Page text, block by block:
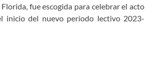
fue escogida para celebrar el acto
inicio del nuevo período lectivo 2023-